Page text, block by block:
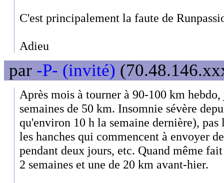
C'est principalement la faute de
Adieu
par -P- (invité)
Après mois à tourner à 90-100 km
semaines de 50 km. Insomnie sévère
qu'environ 10 h la semaine dernière),
les hanches qui commencent à envoyer
pendant deux jours, etc. Quand même
2 semaines et une de 20 km avant-hier.